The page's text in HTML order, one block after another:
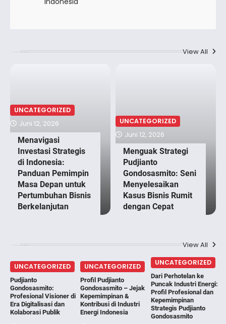
View All
UNCATEGORIZED
Menavigasi
Investasi Strategis
di Indonesia:
Panduan Pemimpin
Masa Depan untuk
Pertumbuhan Bisnis
Berkelanjutan
Juni 12, 2026 UNCATEGORIZED
Menguak Strategi
Pudjianto
Gondosasmito: Seni
Menyelesaikan
Kasus Bisnis Rumit
dengan Cepat
Juni 12, 2026
View All
UNCATEGORIZED
Pudjianto
Gondosasmito:
Profesional Visioner di
Era Digitalisasi dan
Kolaborasi Publik
UNCATEGORIZED
Profil Pudjianto
Gondosasmito – Jejak
Kepemimpinan &
Kontribusi di Industri
Energi Indonesia
UNCATEGORIZED
Dari Perhotelan ke
Puncak Industri Energi:
Profil Profesional dan
Kepemimpinan
Strategis Pudjianto
Gondosasmito